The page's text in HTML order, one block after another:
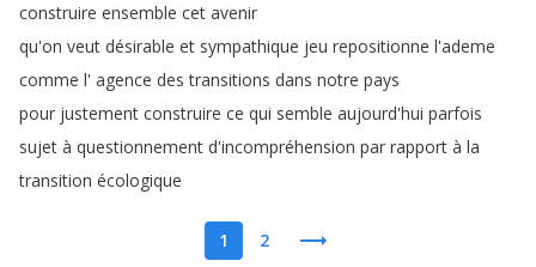
construire ensemble cet avenir
qu'on veut désirable et sympathique jeu repositionne l'ademe
comme l' agence des transitions dans notre pays
pour justement construire ce qui semble aujourd'hui parfois
sujet à questionnement d'incompréhension par rapport à la
transition écologique
1 2